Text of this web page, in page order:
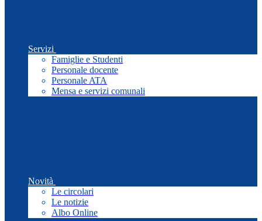
Servizi
Famiglie e Studenti
Personale docente
Personale ATA
Mensa e servizi comunali
Novità
Le circolari
Le notizie
Albo Online